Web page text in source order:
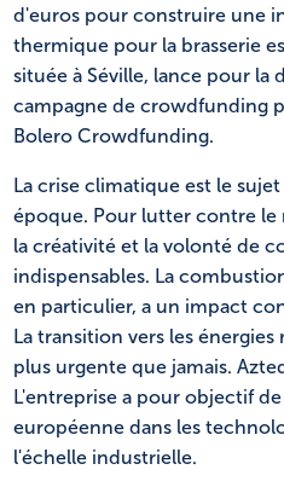
d'euros pour construire une
thermique pour la brasserie
située à Séville, lance pour la
campagne de crowdfunding
Bolero Crowdfunding.
La crise climatique est le
époque. Pour lutter contre
la créativité et la volonté de
indispensables. La
en particulier, a un impact
La transition vers les
plus urgente que jamais.
L'entreprise a pour objectif
européenne dans les
l'échelle industrielle.